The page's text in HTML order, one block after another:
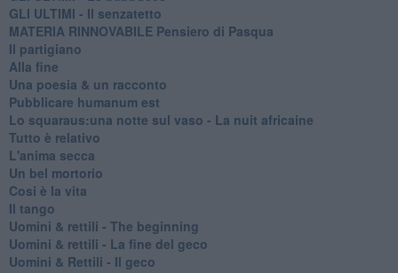
GLI ULTIMI - Il senzatetto
MATERIA RINNOVABILE Pensiero di Pasqua
Il partigiano
Alla fine
Una poesia & un racconto
Pubblicare humanum est
Lo squaraus:una notte sul vaso - La nuit africaine
Tutto è relativo
L'anima secca
Un bel mortorio
Cosi è la vita
Il tango
​Uomini & rettili - The beginning
​Uomini & rettili - La fine del geco
Uomini & Rettili - Il geco